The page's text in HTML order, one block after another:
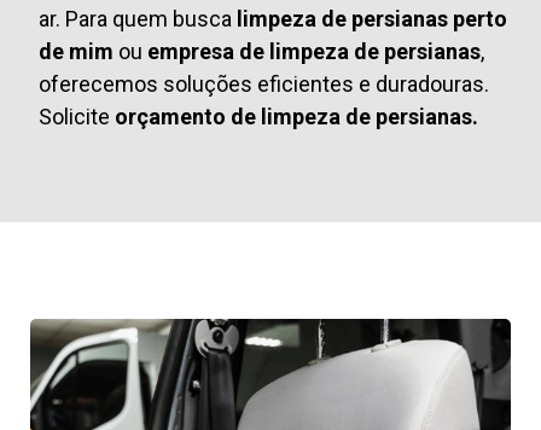
ar. Para quem busca limpeza de persianas perto
de mim ou empresa de limpeza de persianas,
oferecemos soluções eficientes e duradouras.
Solicite orçamento de limpeza de persianas.